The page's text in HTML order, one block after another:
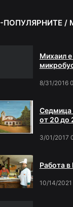
/
Михаил
8/31/2016
Седмица
от 20 до
3/01/2017
Работа в
10/14/